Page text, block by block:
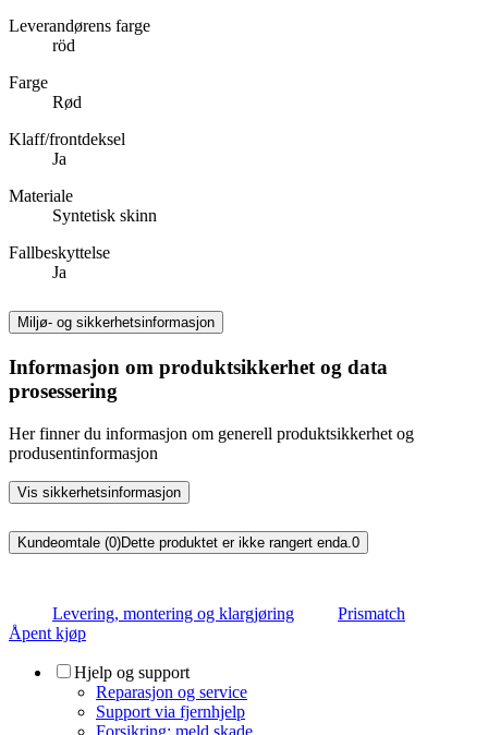
Leverandørens farge
röd
Farge
Rød
Klaff/frontdeksel
Ja
Materiale
Syntetisk skinn
Fallbeskyttelse
Ja
Miljø- og sikkerhetsinformasjon
Informasjon om produktsikkerhet og data
prosessering
Her finner du informasjon om generell produktsikkerhet og
produsentinformasjon
Vis sikkerhetsinformasjon
Kundeomtale (0)Dette produktet er ikke rangert enda.0
Levering, montering og klargjøring
Prismatch
Åpent kjøp
Hjelp og support
Reparasjon og service
Support via fjernhjelp